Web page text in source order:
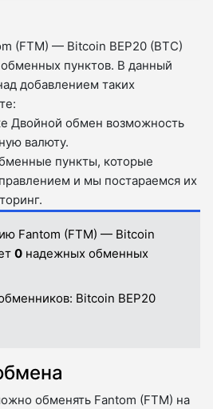
(FTM) — Bitcoin BEP20 (BTC)
пунктов. В данный
добавлением таких
Двойной обмен возможность
валюту.
пункты, которые
и мы постараемся их
Fantom (FTM) — Bitcoin
0 надежных обменных
Bitcoin BEP20
обменять Fantom (FTM) на